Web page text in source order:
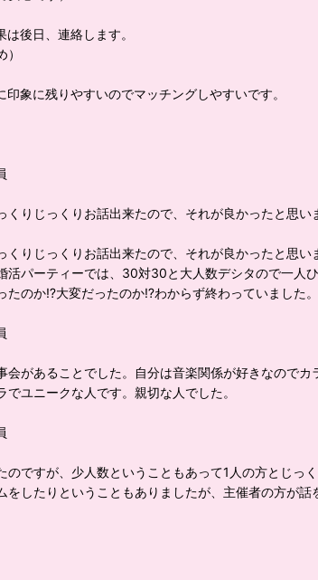
後日、連絡します。
象に残りやすいのでマッチングしやすいです。
くりじっくりお話出来たので、それが良かったと
りじっくりお話出来たので、それが良かったと思い
活パーティーでは、30対30と大人数デシタので一
たのか⁉️大変だったのか⁉️わからず終わっていました。
会があることでした。自分は音楽関係が好きなので
ユニークな人です。親切な人でした。
ですが、少人数ということもあって1人の方とじっ
をしたりということもありましたが、主催者の方が